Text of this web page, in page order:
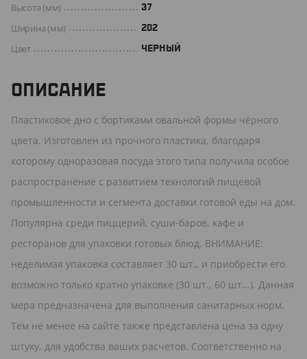
Высота (мм) 37
Ширина (мм) 202
Цвет ЧЕРНЫЙ
ОПИСАНИЕ
Пластиковое дно с бортиками овальной формы чёрного
цвета. Изготовлен из прочного пластика, благодаря
которому одноразовая посуда этого типа получила особое
распространение с развитием технологий пищевой
промышленности и сегмента доставки готовой еды на дом.
Популярна среди пиццерий, суши-баров, кафе и
ресторанов для упаковки готовых блюд. ВНИМАНИЕ:
неделимая упаковка составляет 30 шт., и приобрести его
возможно только кратно упаковке (30 шт., 60 шт...). Данная
мера предназначена для выполнения санитарных норм.
Тем не менее на сайте также представлена цена за одну
штуку, для удобства ваших расчетов. Соответственно на